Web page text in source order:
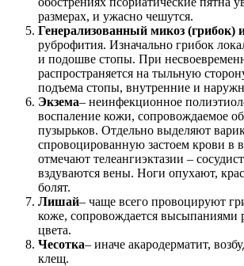
размерах, и ужасно чешутся.
Генерализованный микоз (грибок)
руброфития. Изначально грибок
и подошве стопы. При
распространяется на тыльную
подъема стопы, внутренние и
Экзема– неинфекционное
воспаление кожи, сопровождаемое
пузырьков. Отдельно выделяют
спровоцированную застоем крови в
отмечают телеангиэктазии –
вздуваются вены. Ноги опухают,
болят.
Лишай– чаще всего провоцируют
коже, сопровождается высыпаниями
цвета.
Чесотка– иначе акародерматит,
клещ.